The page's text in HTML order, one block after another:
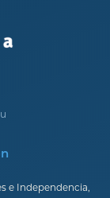
e Independencia,